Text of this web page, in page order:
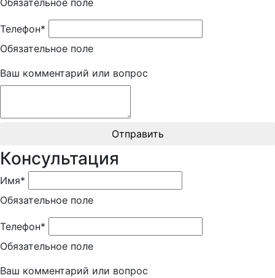
Обязательное поле
Телефон*
Обязательное поле
Ваш комментарий или вопрос
Отправить
Консультация
Имя*
Обязательное поле
Телефон*
Обязательное поле
Ваш комментарий или вопрос